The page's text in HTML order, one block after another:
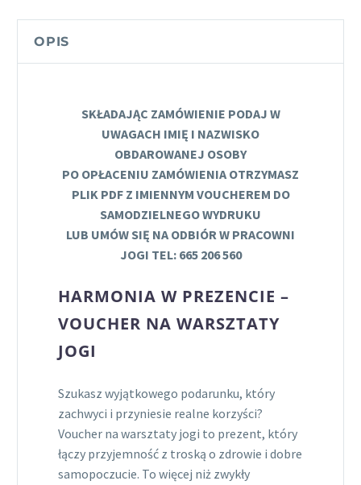
-
Voucher
OPIS
SKŁADAJĄC ZAMÓWIENIE PODAJ W
UWAGACH IMIĘ I NAZWISKO
OBDAROWANEJ OSOBY
PO OPŁACENIU ZAMÓWIENIA OTRZYMASZ
PLIK PDF Z IMIENNYM VOUCHEREM DO
SAMODZIELNEGO WYDRUKU
LUB UMÓW SIĘ NA ODBIÓR W PRACOWNI
JOGI TEL: 665 206 560
HARMONIA W PREZENCIE –
VOUCHER NA WARSZTATY
JOGI
Szukasz wyjątkowego podarunku, który
zachwyci i przyniesie realne korzyści?
Voucher na warsztaty jogi to prezent, który
łączy przyjemność z troską o zdrowie i dobre
samopoczucie. To więcej niż zwykły